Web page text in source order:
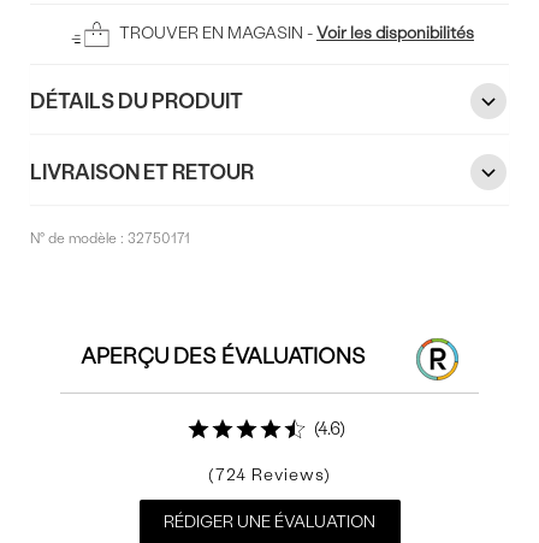
TROUVER EN MAGASIN -Voir les disponibilités
DÉTAILS DU PRODUIT
LIVRAISON ET RETOUR
N° de modèle :32750171
APERÇU DES ÉVALUATIONS
4.6
724
RÉDIGER UNE ÉVALUATION